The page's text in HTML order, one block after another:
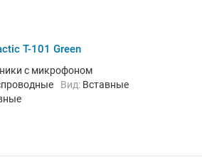
T-101 Green
с микрофоном
Вид: Вставные